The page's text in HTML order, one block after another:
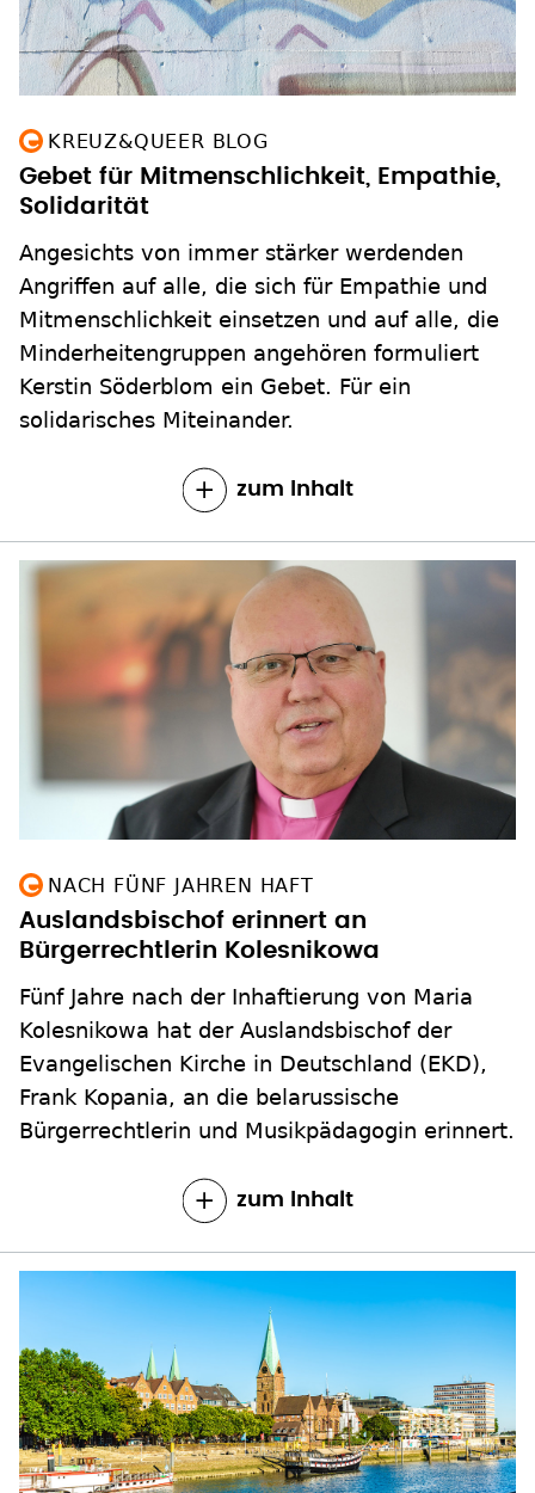
KREUZ&QUEER BLOG
Gebet für Mitmenschlichkeit, Empathie,
Solidarität
Angesichts von immer stärker werdenden
Angriffen auf alle, die sich für Empathie und
Mitmenschlichkeit einsetzen und auf alle, die
Minderheitengruppen angehören formuliert
Kerstin Söderblom ein Gebet. Für ein
solidarisches Miteinander.
zum Inhalt
NACH FÜNF JAHREN HAFT
Auslandsbischof erinnert an
Bürgerrechtlerin Kolesnikowa
Fünf Jahre nach der Inhaftierung von Maria
Kolesnikowa hat der Auslandsbischof der
Evangelischen Kirche in Deutschland (EKD),
Frank Kopania, an die belarussische
Bürgerrechtlerin und Musikpädagogin erinnert.
zum Inhalt